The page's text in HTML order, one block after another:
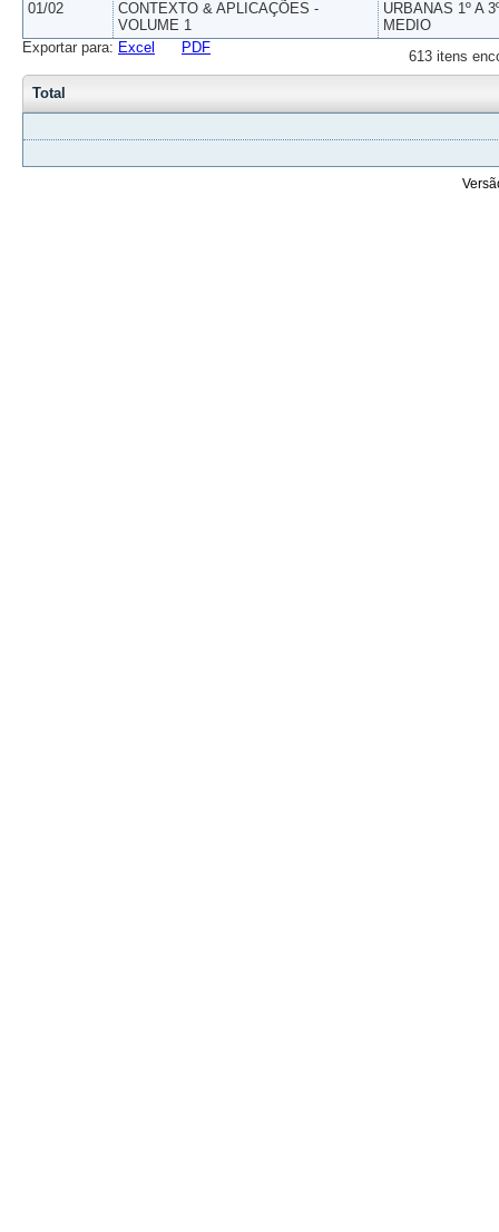
01/02
CONTEXTO & APLICAÇÕES -
VOLUME 1
URBANAS 1º A
MEDIO
613 itens
Exportar para: Excel PDF
Total